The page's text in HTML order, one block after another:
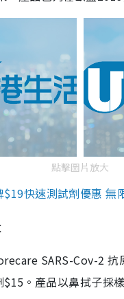
點擊圖片放大
快速測試劑優惠
SARS-Cov-2
。產品以鼻拭子採